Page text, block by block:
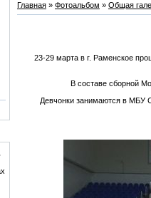
Главная » Фотоальбом » Общая
23-29 марта в г. Раменское
В составе сборной
Девчонки занимаются в МБУ